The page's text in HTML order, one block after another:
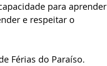
para aprender
e respeitar o
Férias do Paraíso.